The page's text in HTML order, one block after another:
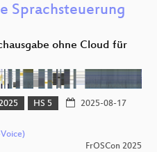
Sprachsteuerung
ohne Cloud für
HS 5
2025-08-17
FrOSCon 2025